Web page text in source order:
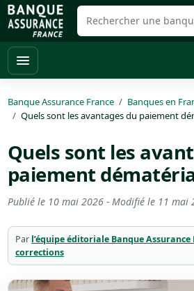
Banque Assurance France
Banques en
Quels sont les avantages du paiement
Quels sont les
paiement
Publié le 10 mai 2026- Modifié le 11 mai
Par l’équipe éditoriale Banque Assurance
corrections